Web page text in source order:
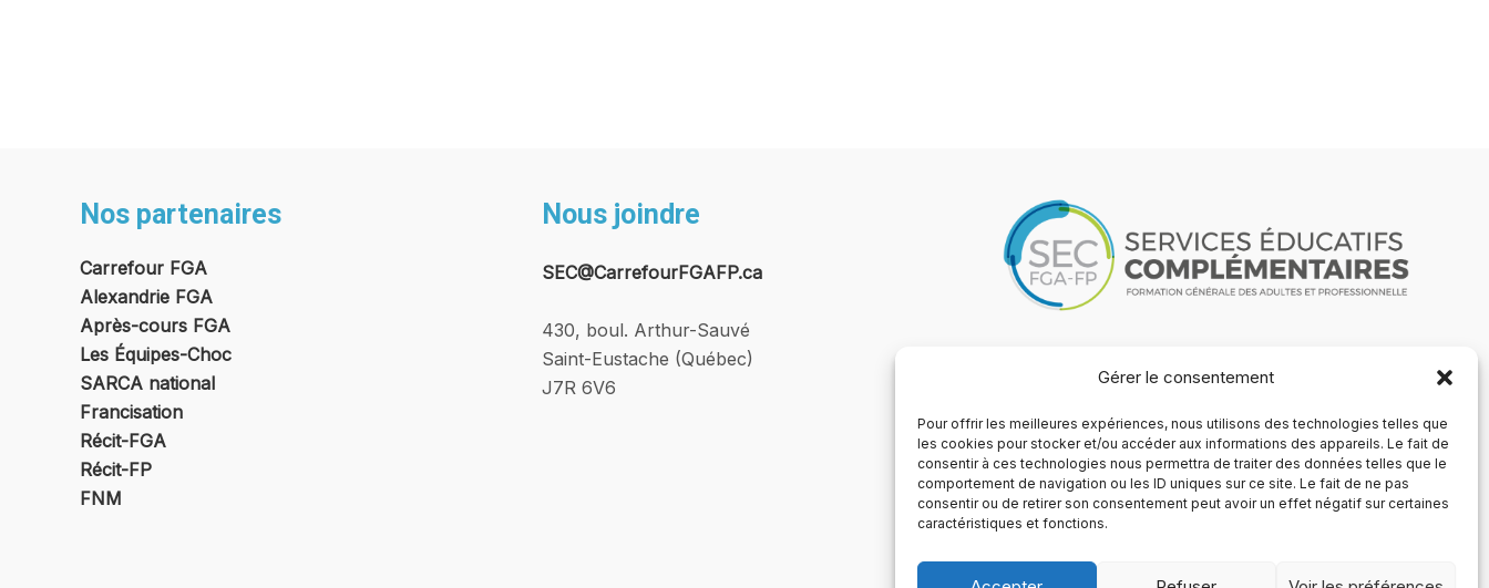
Gérer le consentement
Pour offrir les meilleures expériences, nous utilisons des technologies telles que
les cookies pour stocker et/ou accéder aux informations des appareils. Le fait de
consentir à ces technologies nous permettra de traiter des données telles que le
comportement de navigation ou les ID uniques sur ce site. Le fait de ne pas
consentir ou de retirer son consentement peut avoir un effet négatif sur certaines
caractéristiques et fonctions.
Nos partenaires
Carrefour FGA
Alexandrie FGA
Après-cours FGA
Les Équipes-Choc
SARCA national
Francisation
Récit-FGA
Récit-FP
FNM
Nous joindre
SEC@CarrefourFGAFP.ca
430, boul. Arthur-Sauvé
Saint-Eustache (Québec)
J7R 6V6